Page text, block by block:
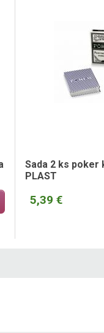
Sada 2 ks poker
PLAST
5,39 €